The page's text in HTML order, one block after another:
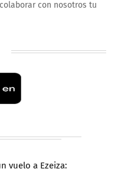
con nosotros tu
vuelo a Ezeiza: